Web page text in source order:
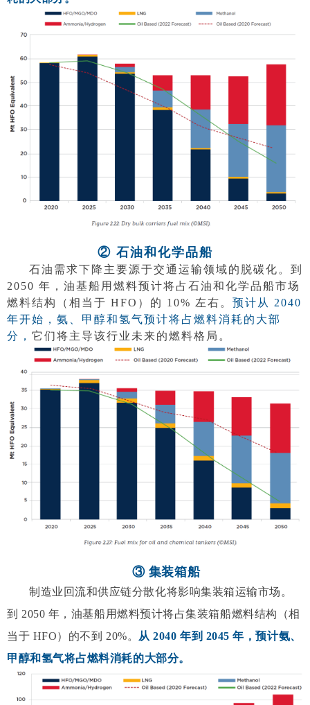
② 石油和化学品船
石油需求下降主要源于交通运输领域的脱碳化。到
2050 年，油基船用燃料预计将占石油和化学品船市场
燃料结构（相当于 HFO）的 10% 左右。 预计从 2040
年开始，氨、甲醇和氢气预计将占燃料消耗的大部
分， 它们将主导该行业未来的燃料格局 。
③ 集装箱船
制造业回流和供应链分散化将影响集装箱运输市场。
到 2050 年，油基船用燃料预计将占集装箱船燃料结构（相
当于 HFO）的不到 20%。
从 2040 年到 2045 年，预计氨、
甲醇和氢气将占燃料消耗的大部分。